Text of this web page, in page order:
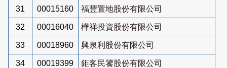
31 00015160 福豐置地股份有限公司
32 00016040 樺祥投資股份有限公司
33 00018960 興泉利股份有限公司
34 00019399 鉅客民饕股份有限公司